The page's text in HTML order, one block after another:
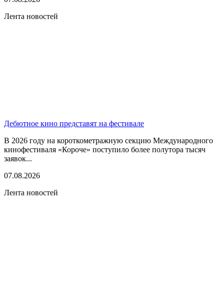
Лента новостей
Дебютное кино представят на фестивале
В 2026 году на короткометражную секцию Международного
кинофестиваля «Короче» поступило более полутора тысяч
заявок...
07.08.2026
Лента новостей